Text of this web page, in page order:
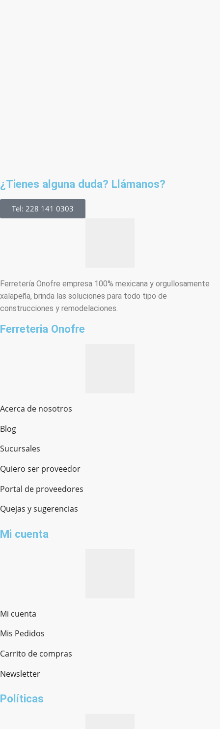
¿Tienes alguna duda? Llámanos?
Tel: 228 141 0303
Ferretería Onofre empresa 100% mexicana y orgullosamente
xalapeña, brinda las soluciones para todo tipo de
construcciones y remodelaciones.
Ferreteria Onofre
Acerca de nosotros
Blog
Sucursales
Quiero ser proveedor
Portal de proveedores
Quejas y sugerencias
Mi cuenta
Mi cuenta
Mis Pedidos
Carrito de compras
Newsletter
Políticas